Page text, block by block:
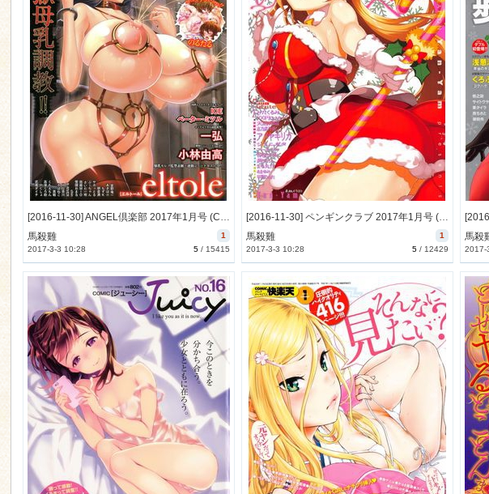
[2016-11-30] ANGEL倶楽部 2017年1月号 (COMIC ANGEL Club 2017-1)
1
馬殺雞
5 / 15415
2017-3-3 10:28
[2016-11-30] ペンギンクラブ 2017年1月号 (COMIC Penguin Club 2017-1)
1
馬殺雞
5 / 12429
2017-3-3 10:28
馬殺
2017-